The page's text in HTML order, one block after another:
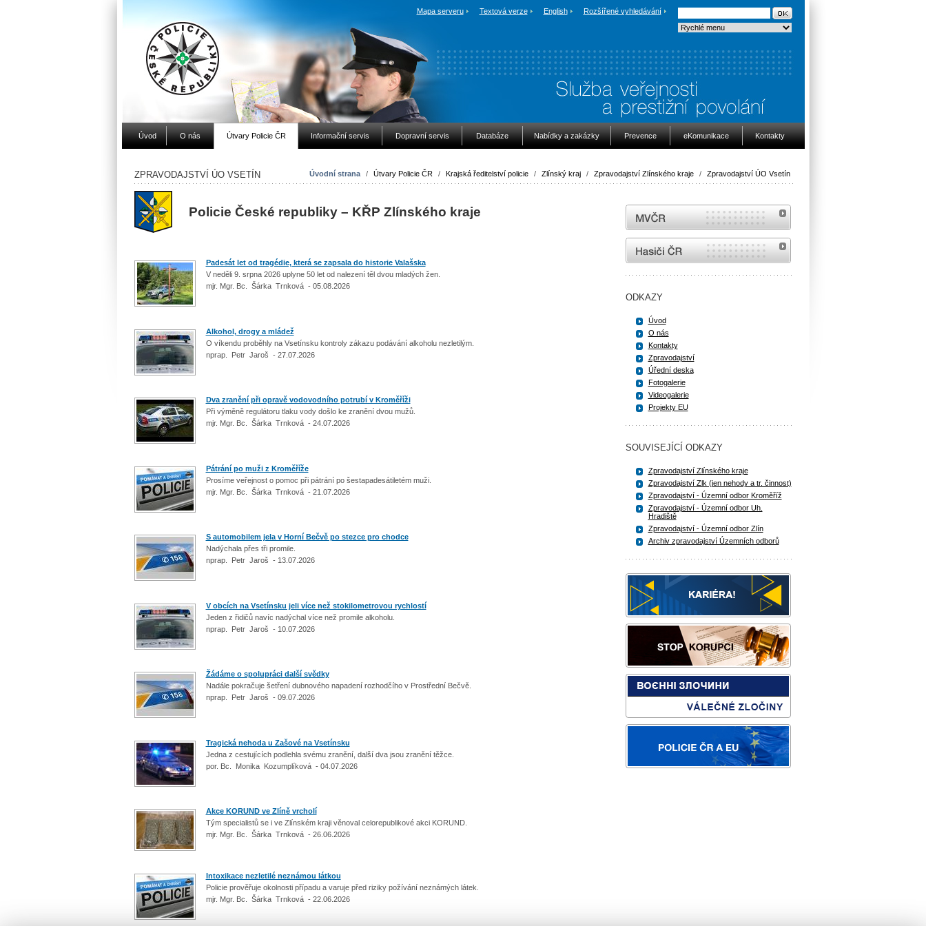
Mapa serveru Textová verze English Rozšířené vyhledávání
Úvod O nás Útvary Policie ČR Informační servis Dopravní servis Databáze Nabídky a zakázky Prevence eKomunikace Kontakty
Úvodní strana / Útvary Policie ČR / Krajská ředitelství policie / Zlínský kraj / Zpravodajství Zlínského kraje / Zpravodajství ÚO Vsetín
ZPRAVODAJSTVÍ ÚO VSETÍN
Policie České republiky – KŘP Zlínského kraje
Padesát let od tragédie, která se zapsala do historie Valašska
V neděli 9. srpna 2026 uplyne 50 let od nalezení těl dvou mladých žen.
mjr. Mgr. Bc. Šárka Trnková - 05.08.2026
Alkohol, drogy a mládež
O víkendu proběhly na Vsetínsku kontroly zákazu podávání alkoholu nezletilým.
nprap. Petr Jaroš - 27.07.2026
Dva zranění při opravě vodovodního potrubí v Kroměříži
Při výměně regulátoru tlaku vody došlo ke zranění dvou mužů.
mjr. Mgr. Bc. Šárka Trnková - 24.07.2026
Pátrání po muži z Kroměříže
Prosíme veřejnost o pomoc při pátrání po šestapadesátiletém muži.
mjr. Mgr. Bc. Šárka Trnková - 21.07.2026
S automobilem jela v Horní Bečvě po stezce pro chodce
Nadýchala přes tři promile.
nprap. Petr Jaroš - 13.07.2026
V obcích na Vsetínsku jeli více než stokilometrovou rychlostí
Jeden z řidičů navíc nadýchal více než promile alkoholu.
nprap. Petr Jaroš - 10.07.2026
Žádáme o spolupráci další svědky
Nadále pokračuje šetření dubnového napadení rozhodčího v Prostřední Bečvě.
nprap. Petr Jaroš - 09.07.2026
Tragická nehoda u Zašové na Vsetínsku
Jedna z cestujících podlehla svému zranění, další dva jsou zranění těžce.
por. Bc. Monika Kozumplíková - 04.07.2026
Akce KORUND ve Zlíně vrcholí
Tým specialistů se i ve Zlínském kraji věnoval celorepublikové akci KORUND.
mjr. Mgr. Bc. Šárka Trnková - 26.06.2026
Intoxikace nezletilé neznámou látkou
Policie prověřuje okolnosti případu a varuje před riziky požívání neznámých látek.
mjr. Mgr. Bc. Šárka Trnková - 22.06.2026
MVČR
internetové stránky Hasiči ČR
ODKAZY
Úvod
O nás
Kontakty
Zpravodajství
Úřední deska
Fotogalerie
Videogalerie
Projekty EU
SOUVISEJÍCÍ ODKAZY
Zpravodajství Zlínského kraje
Zpravodajství Zlk (jen nehody a tr. činnost)
Zpravodajství - Územní odbor Kroměříž
Zpravodajství - Územní odbor Uh.
Hradiště
Zpravodajství - Územní odbor Zlín
Archiv zpravodajství Územních odborů